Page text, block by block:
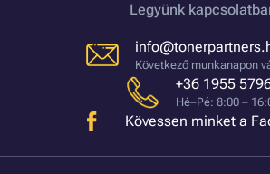
Legyünk
Következő munkanapon
+36 1955
Hé–Pé: 8:00 –
Kövessen minket a